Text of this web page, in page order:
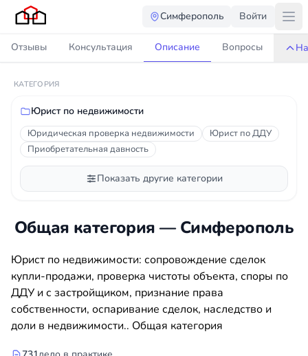
Симферополь Войти
Отзывы Консультация Описание Вопросы
КАТЕГОРИЯ
Юрист по недвижимости
Юридическая проверка недвижимости
Юрист по ДДУ
Приобретательная давность
Показать другие категории
Общая категория — Симферополь
Юрист по недвижимости: сопровождение сделок
купли-продажи, проверка чистоты объекта, споры по
ДДУ и с застройщиком, признание права
собственности, оспаривание сделок, наследство и
доли в недвижимости.. Общая категория